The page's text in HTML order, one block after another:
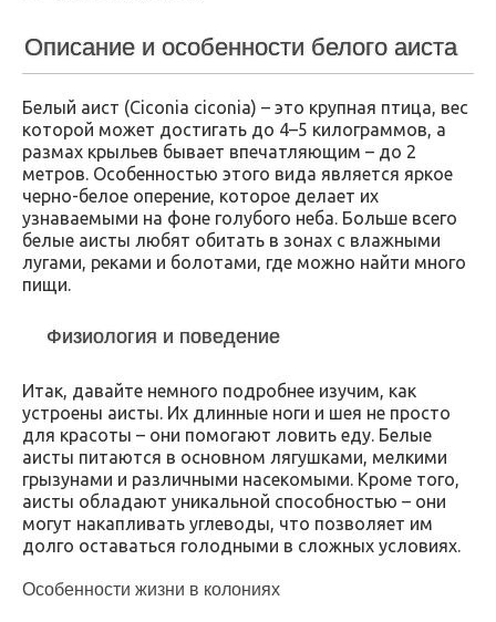
Описание и особенности белого аиста
Белый аист (Ciconia ciconia) – это крупная птица, вес
которой может достигать до 4–5 килограммов, а
размах крыльев бывает впечатляющим – до 2
метров. Особенностью этого вида является яркое
черно-белое оперение, которое делает их
узнаваемыми на фоне голубого неба. Больше всего
белые аисты любят обитать в зонах с влажными
лугами, реками и болотами, где можно найти много
пищи.
Физиология и поведение
Итак, давайте немного подробнее изучим, как
устроены аисты. Их длинные ноги и шея не просто
для красоты – они помогают ловить еду. Белые
аисты питаются в основном лягушками, мелкими
грызунами и различными насекомыми. Кроме того,
аисты обладают уникальной способностью – они
могут накапливать углеводы, что позволяет им
долго оставаться голодными в сложных условиях.
Особенности жизни в колониях